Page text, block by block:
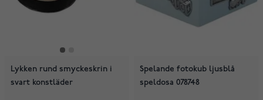
Lykken rund smyckeskrin i
svart konstläder
Spelande fotokub ljusblå
speldosa 078748